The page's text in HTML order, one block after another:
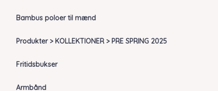
Bambus poloer til mænd
Produkter > KOLLEKTIONER > PRE SPRING 2025
Fritidsbukser
Armbånd